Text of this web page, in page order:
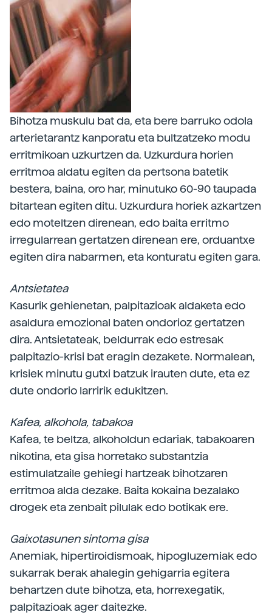
Bihotza muskulu bat da, eta bere barruko odola
arterietarantz kanporatu eta bultzatzeko modu
erritmikoan uzkurtzen da. Uzkurdura horien
erritmoa aldatu egiten da pertsona batetik
bestera, baina, oro har, minutuko 60-90 taupada
bitartean egiten ditu. Uzkurdura horiek azkartzen
edo moteltzen direnean, edo baita erritmo
irregularrean gertatzen direnean ere, orduantxe
egiten dira nabarmen, eta konturatu egiten gara.
Antsietatea
Kasurik gehienetan, palpitazioak aldaketa edo
asaldura emozional baten ondorioz gertatzen
dira. Antsietateak, beldurrak edo estresak
palpitazio-krisi bat eragin dezakete. Normalean,
krisiek minutu gutxi batzuk irauten dute, eta ez
dute ondorio larririk edukitzen.
Kafea, alkohola, tabakoa
Kafea, te beltza, alkoholdun edariak, tabakoaren
nikotina, eta gisa horretako substantzia
estimulatzaile gehiegi hartzeak bihotzaren
erritmoa alda dezake. Baita kokaina bezalako
drogek eta zenbait pilulak edo botikak ere.
Gaixotasunen sintoma gisa
Anemiak, hipertiroidismoak, hipogluzemiak edo
sukarrak berak ahalegin gehigarria egitera
behartzen dute bihotza, eta, horrexegatik,
palpitazioak ager daitezke.